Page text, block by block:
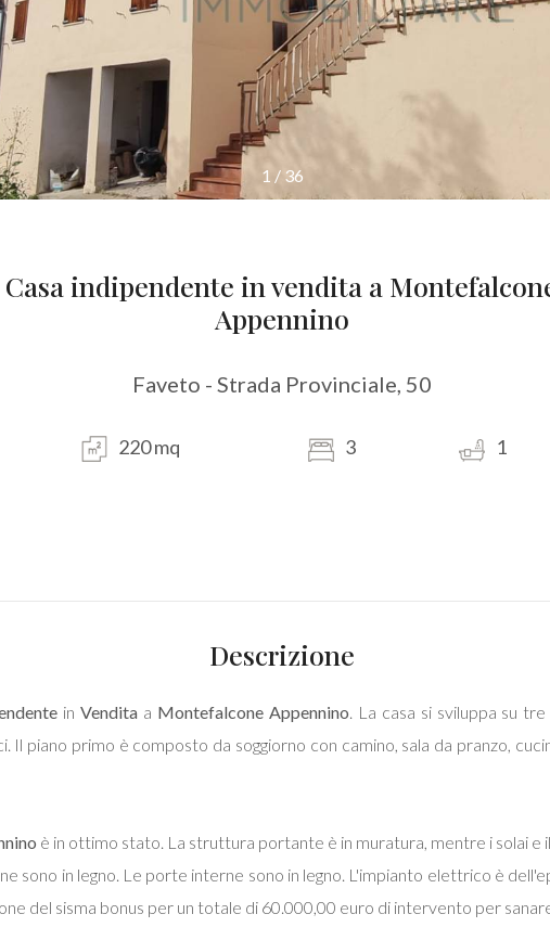
1 / 36
Casa indipendente in vendita a
Appennino
Faveto - Strada Provinciale, 50
220 mq 3 1
Descrizione
in Venditaa Montefalcone Appennino. La casa si sviluppa su
piano primo è composto da soggiorno con camino, sala da pranzo,
è in ottimo stato. La struttura portante è in muratura, mentre i solai e
sono in legno. Le porte interne sono in legno. L'impianto elettrico è
del sisma bonus per un totale di 60.000,00 euro di intervento per